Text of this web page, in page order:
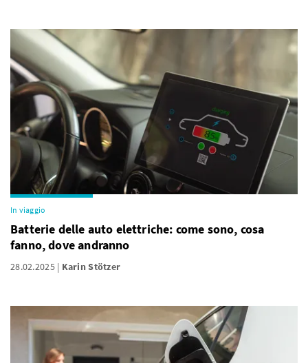
In viaggio
Batterie delle auto elettriche: come sono, cosa
fanno, dove andranno
28.02.2025 Karin Stötzer